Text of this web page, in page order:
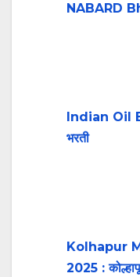
NABARD
Indian Oil
भरती
Kolhapur
2025 :